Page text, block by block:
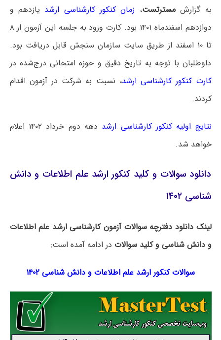
به گزارشمسترتست، زمان کنکور کارشناسی ارشد یازدهم و
دوازدهم اسفندماه ۱۴۰۱ بود. کارت ورود به جلسه این آزمون از ۸
تا ۱۰ اسفند از طریق سایت سازمان سنجش قابل دریافت بود.
داوطلبان با توجه به تاریخ دقیق و حوزه امتحانی درج‌شده در
کارت کنکور کارشناسی ارشد، نسبت به شرکت در آزمون اقدام
کردند.
نتایج اولیه کنکور کارشناسی ارشد
دهه دوم خرداد ۱۴۰۲ اعلام
خواهد شد.
دانلود سوالات و کلید کنکور ارشد علم اطلاعات و دانش
شناسی ۱۴۰۲
لینک دانلود دفترچه سوالات آزمون کارشناسی ارشد علم اطلاعات
و دانش شناسی و کلید سوالات در ادامه آمده است:
سوالات کنکور ارشد علم اطلاعات و دانش شناسی ۱۴۰۲